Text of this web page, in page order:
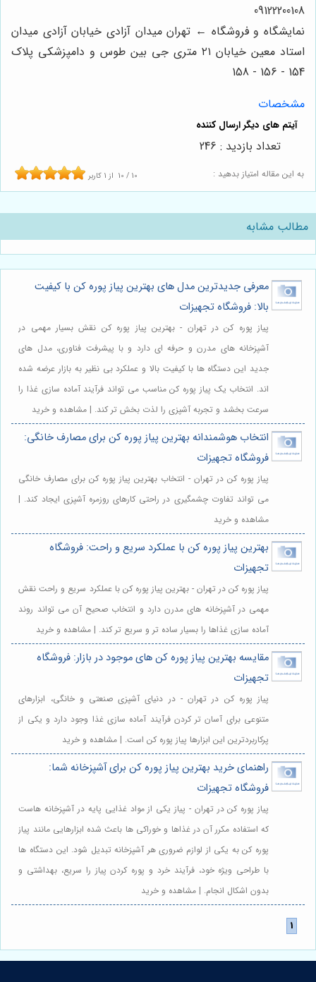
09122200108
نمایشگاه و فروشگاه ← تهران میدان آزادی خیابان آزادی میدان
استاد معین خیابان ۲۱ متری جی بین طوس و دامپزشکی پلاک
154 - 156 - 158
مشخصات
به این مقاله امتیاز بدهید : 10 / 10 از 1 کاربر
تعداد بازدید : 246
مطالب مشابه
معرفی جدیدترین مدل های بهترین پیاز پوره کن با کیفیت
بالا: فروشگاه تجهیزات
پیاز پوره کن در تهران - بهترین پیاز پوره کن نقش بسیار مهمی در
آشپزخانه های مدرن و حرفه ای دارد و با پیشرفت فناوری، مدل های
جدید این دستگاه ها با کیفیت بالا و عملکرد بی نظیر به بازار عرضه شده
اند. انتخاب یک پیاز پوره کن مناسب می تواند فرآیند آماده سازی غذا را
سرعت بخشد و تجربه آشپزی را لذت بخش تر کند. | مشاهده و خرید
انتخاب هوشمندانه بهترین پیاز پوره کن برای مصارف خانگی:
فروشگاه تجهیزات
پیاز پوره کن در تهران - انتخاب بهترین پیاز پوره کن برای مصارف خانگی
می تواند تفاوت چشمگیری در راحتی کارهای روزمره آشپزی ایجاد کند. |
مشاهده و خرید
بهترین پیاز پوره کن با عملکرد سریع و راحت: فروشگاه
تجهیزات
پیاز پوره کن در تهران - بهترین پیاز پوره کن با عملکرد سریع و راحت نقش
مهمی در آشپزخانه های مدرن دارد و انتخاب صحیح آن می تواند روند
آماده سازی غذاها را بسیار ساده تر و سریع تر کند. | مشاهده و خرید
مقایسه بهترین پیاز پوره کن های موجود در بازار: فروشگاه
تجهیزات
پیاز پوره کن در تهران - در دنیای آشپزی صنعتی و خانگی، ابزارهای
متنوعی برای آسان تر کردن فرآیند آماده سازی غذا وجود دارد و یکی از
پرکاربردترین این ابزارها پیاز پوره کن است. | مشاهده و خرید
راهنمای خرید بهترین پیاز پوره کن برای آشپزخانه شما:
فروشگاه تجهیزات
پیاز پوره کن در تهران - پیاز یکی از مواد غذایی پایه در آشپزخانه هاست
که استفاده مکرر آن در غذاها و خوراکی ها باعث شده ابزارهایی مانند پیاز
پوره کن به یکی از لوازم ضروری هر آشپزخانه تبدیل شود. این دستگاه ها
با طراحی ویژه خود، فرآیند خرد و پوره کردن پیاز را سریع، بهداشتی و
بدون اشکال انجام. | مشاهده و خرید